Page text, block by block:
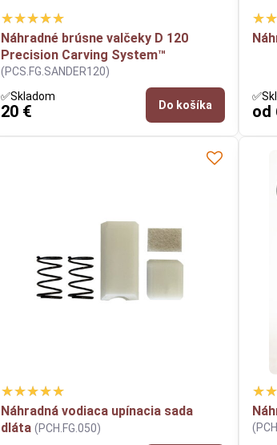
Náhradné brúsne valčeky D 120
Precision Carving System™
(PCS.FG.SANDER120)
✅Skladom
20 € Do košíka od
Náhradná vodiaca upínacia sada
dláta(PCH.FG.050)